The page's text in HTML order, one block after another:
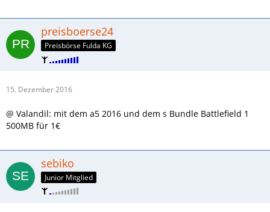
preisboerse24
Preisbörse Fulda KG
15. Dezember 2016
@ Valandil: mit dem a5 2016 und dem s Bundle Battlefield 1
500MB für 1€
sebiko
Junior Mitglied